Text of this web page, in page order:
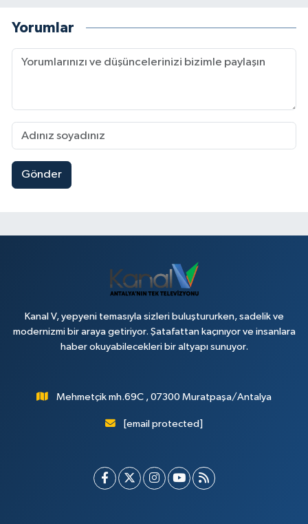
Yorumlar
Gönder
Kanal V, yepyeni temasıyla sizleri buluştururken, sadelik ve
modernizmi bir araya getiriyor. Şatafattan kaçınıyor ve insanlara
haber okuyabilecekleri bir altyapı sunuyor.
Mehmetçik mh.69C , 07300 Muratpaşa/Antalya
[email protected]